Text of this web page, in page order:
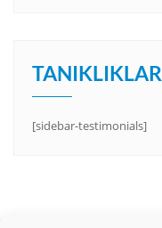
TANIKLIKLAR
[sidebar-testimonials]